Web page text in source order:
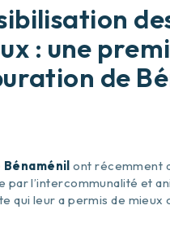
: une
de
Bénaménil ont récemment
par l’intercommunalité et
qui leur a permis de mieux